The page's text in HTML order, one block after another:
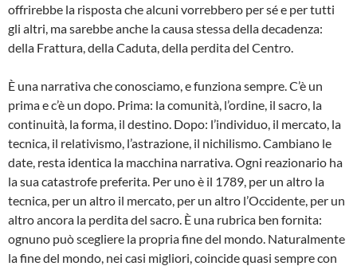
offrirebbe la risposta che alcuni vorrebbero per sé e per tutti
gli altri, ma sarebbe anche la causa stessa della decadenza:
della Frattura, della Caduta, della perdita del Centro.
È una narrativa che conosciamo, e funziona sempre. C’è un
prima e c’è un dopo. Prima: la comunità, l’ordine, il sacro, la
continuità, la forma, il destino. Dopo: l’individuo, il mercato, la
tecnica, il relativismo, l’astrazione, il nichilismo. Cambiano le
date, resta identica la macchina narrativa. Ogni reazionario ha
la sua catastrofe preferita. Per uno è il 1789, per un altro la
tecnica, per un altro il mercato, per un altro l’Occidente, per un
altro ancora la perdita del sacro. È una rubrica ben fornita:
ognuno può scegliere la propria fine del mondo. Naturalmente
la fine del mondo, nei casi migliori, coincide quasi sempre con